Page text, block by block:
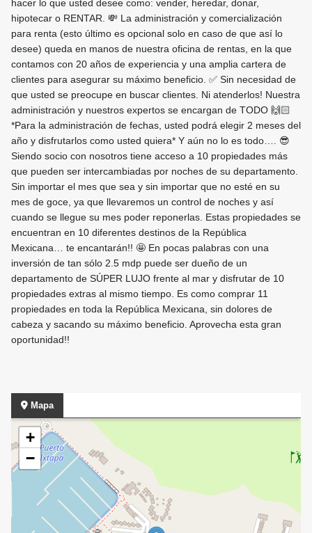
hacer lo que usted desee como: vender, heredar, donar,
hipotecar o RENTAR. 💸 La administración y comercialización
para renta (esto último es opcional solo en caso de que así lo
desee) queda en manos de nuestra oficina de rentas, en la que
contamos con 20 años de experiencia y una amplia cartera de
clientes para asegurar su máximo beneficio. ✅ Sin necesidad de
que usted se preocupe en buscar clientes. Ni atenderlos! Nuestra
administración y nuestros expertos se encargan de TODO 🙌🏻
*Para la administración de fechas, usted podrá elegir 2 meses del
año y disfrutarlos como usted quiera* Y aún no lo es todo…. 😎
Siendo socio con nosotros tiene acceso a 10 propiedades más
que pueden ser intercambiadas por noches de su departamento.
Sin importar el mes que sea y sin importar que no esté en su
mes de goce, ya que llevaremos un control de noches y así
cuando se llegue su mes poder reponerlas. Estas propiedades se
encuentran en 10 diferentes destinos de la República
Mexicana… te encantarán!! 🤩 En pocas palabras con una
inversión de tan sólo 2.5 mdp puede ser dueño de un
departamento de SÚPER LUJO frente al mar y disfrutar de 10
propiedades extras al mismo tiempo. Es como comprar 11
propiedades en toda la República Mexicana, sin dolores de
cabeza y sacando su máximo beneficio. Aprovecha esta gran
oportunidad!!
Mapa
+
−